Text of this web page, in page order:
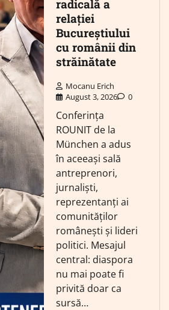
radicală a
relației
Bucureștiului
cu românii din
străinătate
Mocanu Erich
August 3, 2026
0
Conferința
ROUNIT de la
München a adus
în aceeași sală
antreprenori,
jurnaliști,
reprezentanți ai
comunităților
românești și lideri
politici. Mesajul
central: diaspora
nu mai poate fi
privită doar ca
sursă…